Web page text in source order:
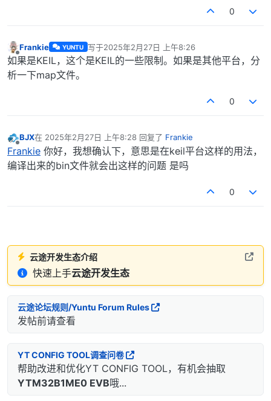
0
离线
Frankie YUNTU 写于2025年2月27日 上午8:26
最后由 编辑
如果是KEIL，这个是KEIL的一些限制。如果是其他平台，分
析一下map文件。
0
离线
BJX在 2025年2月27日 上午8:28 回复了 Frankie
最后由 编辑
Frankie 你好，我想确认下，意思是在keil平台这样的用法，
编译出来的bin文件就会出这样的问题 是吗
0
云途开发生态介绍
快速上手云途开发生态
云途论坛规则/Yuntu Forum Rules
发帖前请查看
YT CONFIG TOOL调查问卷
帮助改进和优化YT CONFIG TOOL，有机会抽取
YTM32B1ME0 EVB哦...